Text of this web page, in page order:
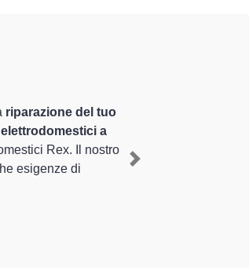
di Cava Manara e provincia
rapido del corretto
da riparare
Next